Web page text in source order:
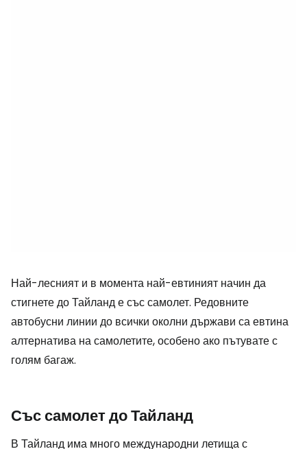
Най-лесният и в момента най-евтиният начин да
стигнете до Тайланд е със самолет. Редовните
автобусни линии до всички околни държави са евтина
алтернатива на самолетите, особено ако пътувате с
голям багаж.
Със самолет до Тайланд
В Тайланд има много международни летища с